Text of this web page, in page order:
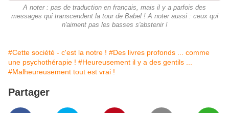
A noter : pas de traduction en français, mais il y a parfois des
messages qui transcendent la tour de Babel ! A noter aussi : ceux qui
n'aiment pas les basses s'abstenir !
#Cette société - c'est la notre ! #Des livres profonds ... comme
une psychothérapie ! #Heureusement il y a des gentils ...
#Malheureusement tout est vrai !
Partager